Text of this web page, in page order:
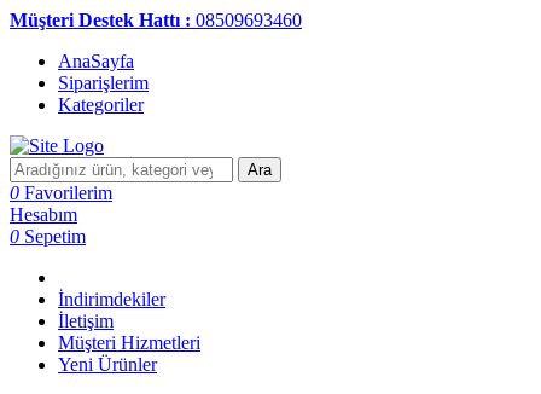
Müşteri Destek Hattı : 08509693460
AnaSayfa
Siparişlerim
Kategoriler
Ara
0 Favorilerim
Hesabım
0 Sepetim
İndirimdekiler
İletişim
Müşteri Hizmetleri
Yeni Ürünler